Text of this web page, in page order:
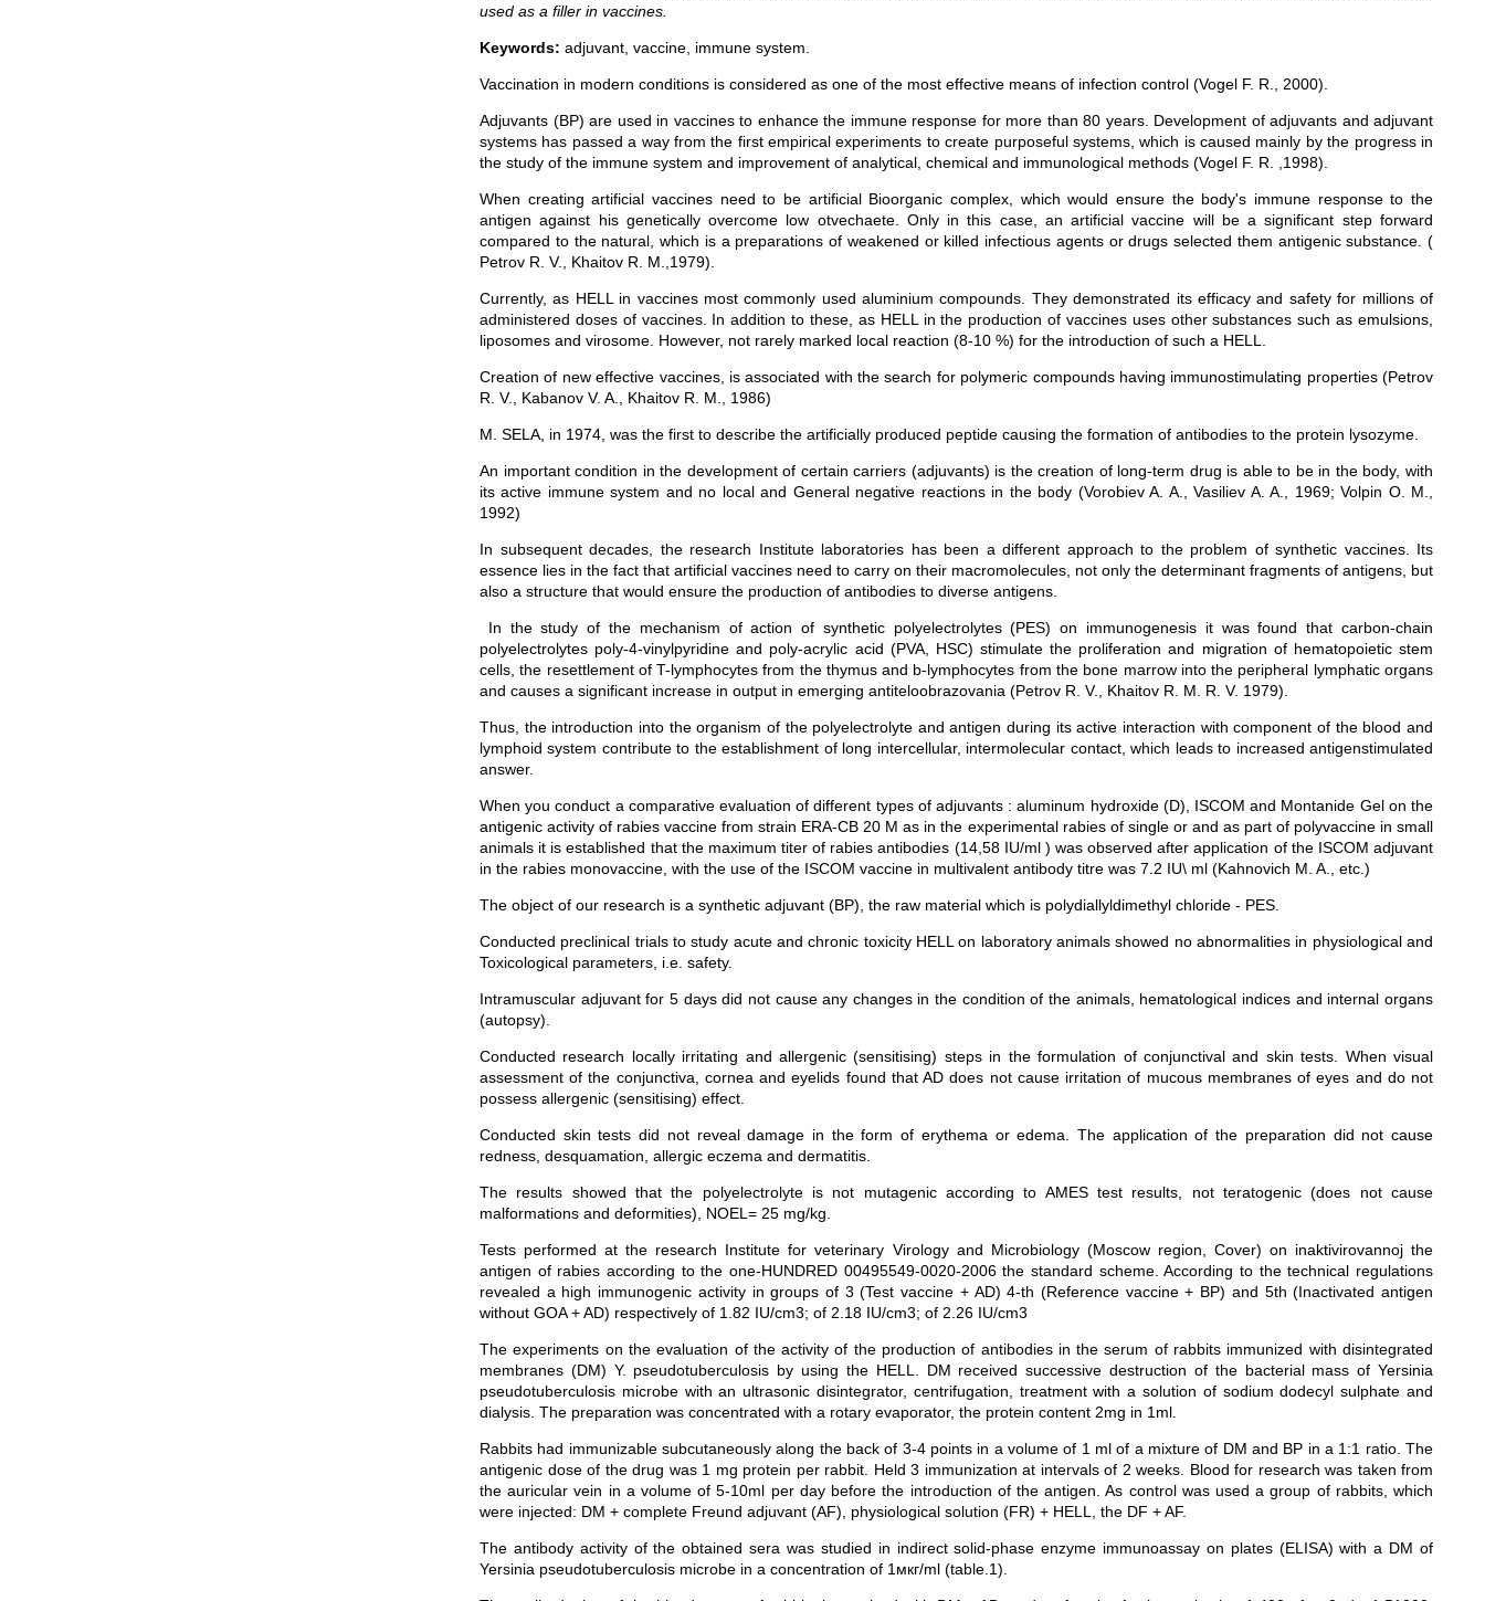
used as a filler in vaccines.
Keywords: adjuvant, vaccine, immune system.
Vaccination in modern conditions is considered as one of the most effective means of infection control (Vogel F. R., 2000).
Adjuvants (BP) are used in vaccines to enhance the immune response for more than 80 years. Development of adjuvants and adjuvant
systems has passed a way from the first empirical experiments to create purposeful systems, which is caused mainly by the progress in
the study of the immune system and improvement of analytical, chemical and immunological methods (Vogel F. R. ,1998).
When creating artificial vaccines need to be artificial Bioorganic complex, which would ensure the body's immune response to the
antigen against his genetically overcome low otvechaete. Only in this case, an artificial vaccine will be a significant step forward
compared to the natural, which is a preparations of weakened or killed infectious agents or drugs selected them antigenic substance. (
Petrov R. V., Khaitov R. M.,1979).
Currently, as HELL in vaccines most commonly used aluminium compounds. They demonstrated its efficacy and safety for millions of
administered doses of vaccines. In addition to these, as HELL in the production of vaccines uses other substances such as emulsions,
liposomes and virosome. However, not rarely marked local reaction (8-10 %) for the introduction of such a HELL.
Creation of new effective vaccines, is associated with the search for polymeric compounds having immunostimulating properties (Petrov
R. V., Kabanov V. A., Khaitov R. M., 1986)
M. SELA, in 1974, was the first to describe the artificially produced peptide causing the formation of antibodies to the protein lysozyme.
An important condition in the development of certain carriers (adjuvants) is the creation of long-term drug is able to be in the body, with
its active immune system and no local and General negative reactions in the body (Vorobiev A. A., Vasiliev A. A., 1969; Volpin O. M.,
1992)
In subsequent decades, the research Institute laboratories has been a different approach to the problem of synthetic vaccines. Its
essence lies in the fact that artificial vaccines need to carry on their macromolecules, not only the determinant fragments of antigens, but
also a structure that would ensure the production of antibodies to diverse antigens.
In the study of the mechanism of action of synthetic polyelectrolytes (PES) on immunogenesis it was found that carbon-chain
polyelectrolytes poly-4-vinylpyridine and poly-acrylic acid (PVA, HSC) stimulate the proliferation and migration of hematopoietic stem
cells, the resettlement of T-lymphocytes from the thymus and b-lymphocytes from the bone marrow into the peripheral lymphatic organs
and causes a significant increase in output in emerging antiteloobrazovania (Petrov R. V., Khaitov R. M. R. V. 1979).
Thus, the introduction into the organism of the polyelectrolyte and antigen during its active interaction with component of the blood and
lymphoid system contribute to the establishment of long intercellular, intermolecular contact, which leads to increased antigenstimulated
answer.
When you conduct a comparative evaluation of different types of adjuvants : aluminum hydroxide (D), ISCOM and Montanide Gel on the
antigenic activity of rabies vaccine from strain ERA-CB 20 M as in the experimental rabies of single or and as part of polyvaccine in small
animals it is established that the maximum titer of rabies antibodies (14,58 IU/ml ) was observed after application of the ISCOM adjuvant
in the rabies monovaccine, with the use of the ISCOM vaccine in multivalent antibody titre was 7.2 IU\ ml (Kahnovich M. A., etc.)
The object of our research is a synthetic adjuvant (BP), the raw material which is polydiallyldimethyl chloride - PES.
Conducted preclinical trials to study acute and chronic toxicity HELL on laboratory animals showed no abnormalities in physiological and
Toxicological parameters, i.e. safety.
Intramuscular adjuvant for 5 days did not cause any changes in the condition of the animals, hematological indices and internal organs
(autopsy).
Conducted research locally irritating and allergenic (sensitising) steps in the formulation of conjunctival and skin tests. When visual
assessment of the conjunctiva, cornea and eyelids found that AD does not cause irritation of mucous membranes of eyes and do not
possess allergenic (sensitising) effect.
Conducted skin tests did not reveal damage in the form of erythema or edema. The application of the preparation did not cause
redness, desquamation, allergic eczema and dermatitis.
The results showed that the polyelectrolyte is not mutagenic according to AMES test results, not teratogenic (does not cause
malformations and deformities), NOEL= 25 mg/kg.
Tests performed at the research Institute for veterinary Virology and Microbiology (Moscow region, Cover) on inaktivirovannoj the
antigen of rabies according to the one-HUNDRED 00495549-0020-2006 the standard scheme. According to the technical regulations
revealed a high immunogenic activity in groups of 3 (Test vaccine + AD) 4-th (Reference vaccine + BP) and 5th (Inactivated antigen
without GOA + AD) respectively of 1.82 IU/cm3; of 2.18 IU/cm3; of 2.26 IU/cm3
The experiments on the evaluation of the activity of the production of antibodies in the serum of rabbits immunized with disintegrated
membranes (DM) Y. pseudotuberculosis by using the HELL. DM received successive destruction of the bacterial mass of Yersinia
pseudotuberculosis microbe with an ultrasonic disintegrator, centrifugation, treatment with a solution of sodium dodecyl sulphate and
dialysis. The preparation was concentrated with a rotary evaporator, the protein content 2mg in 1ml.
Rabbits had immunizable subcutaneously along the back of 3-4 points in a volume of 1 ml of a mixture of DM and BP in a 1:1 ratio. The
antigenic dose of the drug was 1 mg protein per rabbit. Held 3 immunization at intervals of 2 weeks. Blood for research was taken from
the auricular vein in a volume of 5-10ml per day before the introduction of the antigen. As control was used a group of rabbits, which
were injected: DM + complete Freund adjuvant (AF), physiological solution (FR) + HELL, the DF + AF.
The antibody activity of the obtained sera was studied in indirect solid-phase enzyme immunoassay on plates (ELISA) with a DM of
Yersinia pseudotuberculosis microbe in a concentration of 1мкг/ml (table.1).